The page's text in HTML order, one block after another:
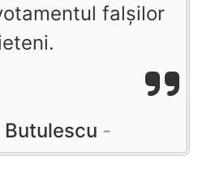
falșilor
Butulescu